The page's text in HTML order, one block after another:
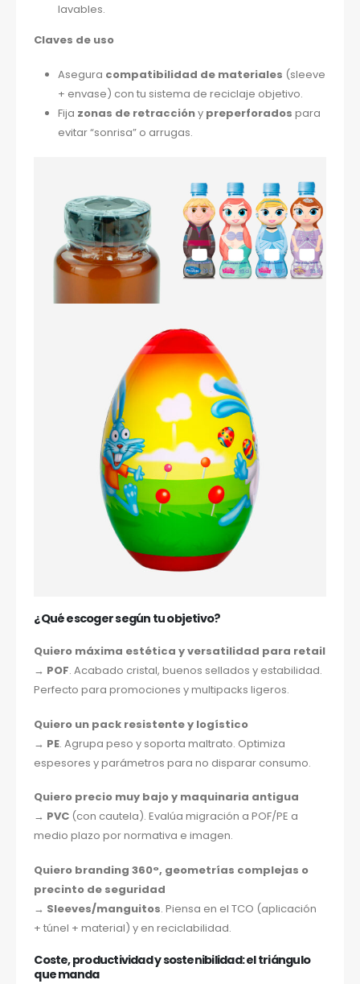
lavables.
Claves de uso
Asegura compatibilidad de materiales (sleeve
+ envase) con tu sistema de reciclaje objetivo.
Fija zonas de retraccióny preperforados para
evitar “sonrisa” o arrugas.
¿Qué escoger según tu objetivo?
Quiero máxima estética y versatilidad para retail
→ POF. Acabado cristal, buenos sellados y estabilidad.
Perfecto para promociones y multipacks ligeros.
Quiero un pack resistente y logístico
→ PE. Agrupa peso y soporta maltrato. Optimiza
espesores y parámetros para no disparar consumo.
Quiero precio muy bajo y maquinaria antigua
→ PVC (con cautela). Evalúa migración a POF/PE a
medio plazo por normativa e imagen.
Quiero branding 360°, geometrías complejas o
precinto de seguridad
→ Sleeves/manguitos. Piensa en el TCO (aplicación
+ túnel + material) y en reciclabilidad.
Coste, productividad y sostenibilidad: el triángulo
que manda